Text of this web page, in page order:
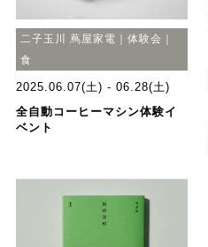
二子玉川 蔦屋家電｜体験会｜
食
2025.06.07(土) - 06.28(土)
全自動コーヒーマシン体験イ
ベント